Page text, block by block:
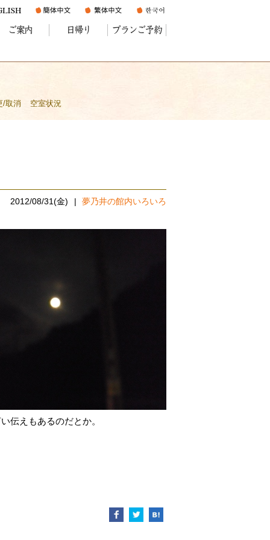
ご案内 日帰り プランご予約
/取消 空室状況
2012/08/31(金) 夢乃井の館内いろいろ
伝えもあるのだとか。